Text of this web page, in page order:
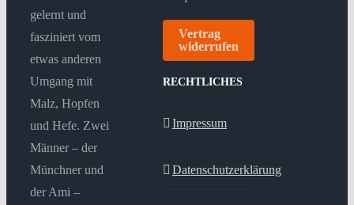
gelernt und
fasziniert vom
etwas anderen
Umgang mit
Malz, Hopfen
und Hefe. Zwei
Männer – der
Münchner und
der Ami –
Vertrag
widerrufen
RECHTLICHES
Impressum
Datenschutzerklärung